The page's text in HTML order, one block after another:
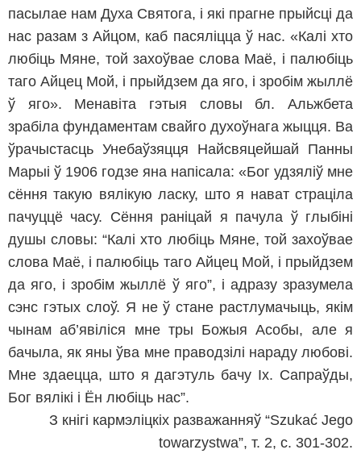
пасылае нам Духа Святога, і які прагне прыйсці да
нас разам з Айцом, каб пасяліцца ў нас. «Калі хто
любіць Мяне, той захоўвае слова Маё, і палюбіць
таго Айцец Мой, і прыйдзем да яго, і зробім жыллё
ў яго». Менавіта гэтыя словы бл. Альжбета
зрабіла фундаментам свайго духоўнага жыцця. Ва
ўрачыстасць Унебаўзяцця Найсвяцейшай Панны
Марыі ў 1906 годзе яна напісала: «Бог удзяліў мне
сёння такую вялікую ласку, што я нават страціла
пачуццё часу. Сёння раніцай я пачула ў глыбіні
душы словы: “Калі хто любіць Мяне, той захоўвае
слова Маё, і палюбіць таго Айцец Мой, і прыйдзем
да яго, і зробім жыллё ў яго”, і адразу зразумела
сэнс гэтых слоў. Я не ў стане растлумачыць, якім
чынам аб’явіліся мне тры Божыя Асобы, але я
бачыла, як яны ўва мне праводзілі нараду любові.
Мне здаецца, што я дагэтуль бачу Іх. Сапраўды,
Бог вялікі і Ён любіць нас”.
З кнігі кармэліцкіх разважанняў “Szukać Jego
towarzystwa”, т. 2, с. 301-302.